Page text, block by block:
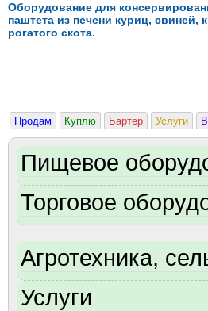
Оборудование для
паштета из печени куриц, свиней,
рогатого скота.
Продам Куплю Бартер Услуги
Пищевое
Торговое
Агротехника,
Услуги